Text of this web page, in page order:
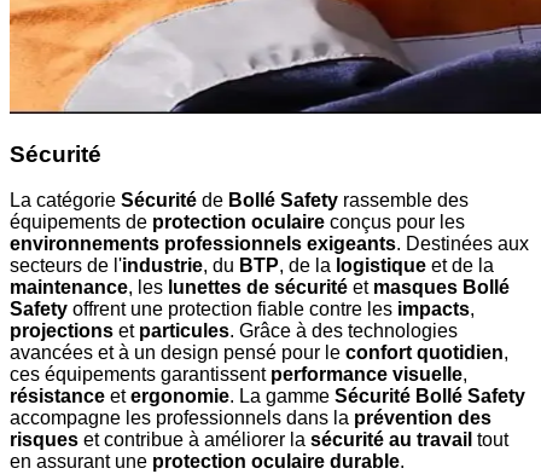
Sécurité
La catégorie Sécurité de Bollé Safety rassemble des
équipements de protection oculaire conçus pour les
environnements professionnels exigeants. Destinées aux
secteurs de l'industrie, du BTP, de la logistique et de la
maintenance, les lunettes de sécurité et masques Bollé
Safety offrent une protection fiable contre les impacts,
projections et particules. Grâce à des technologies
avancées et à un design pensé pour le confort quotidien,
ces équipements garantissent performance visuelle,
résistance etergonomie. La gamme Sécurité Bollé Safety
accompagne les professionnels dans la prévention des
risques et contribue à améliorer la sécurité au travail tout
en assurant une protection oculaire durable.